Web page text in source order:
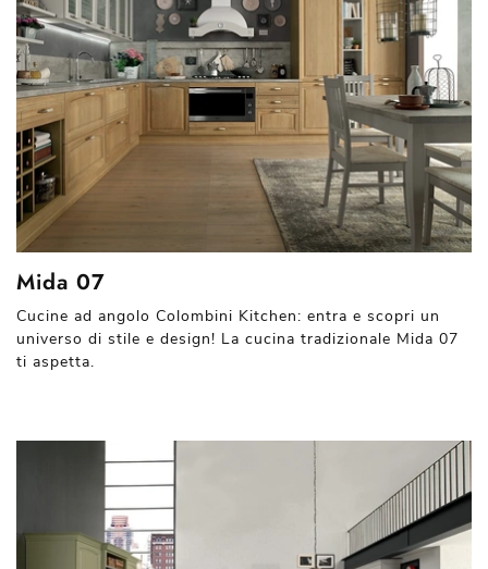
Mida 07
Cucine ad angolo Colombini Kitchen: entra e scopri un
universo di stile e design! La cucina tradizionale Mida 07
ti aspetta.